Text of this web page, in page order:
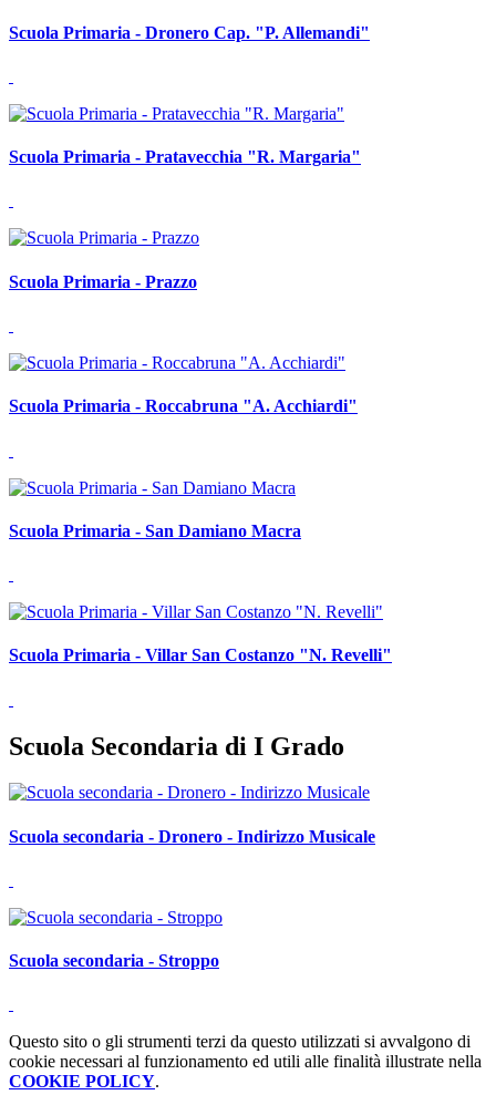
Scuola Primaria - Dronero Cap. "P. Allemandi"
Scuola Primaria - Pratavecchia "R. Margaria"
Scuola Primaria - Prazzo
Scuola Primaria - Roccabruna "A. Acchiardi"
Scuola Primaria - San Damiano Macra
Scuola Primaria - Villar San Costanzo "N. Revelli"
Scuola Secondaria di I Grado
Scuola secondaria - Dronero - Indirizzo Musicale
Scuola secondaria - Stroppo
Questo sito o gli strumenti terzi da questo utilizzati si avvalgono di
cookie necessari al funzionamento ed utili alle finalità illustrate nella
COOKIE POLICY.